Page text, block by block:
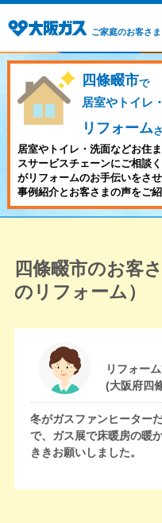
ご家庭のお客さま
四條畷市で
居室やトイレ
リフォーム
居室やトイレ・洗面などお住
スサービスチェーンにご相談
がリフォームのお手伝いをさ
事例紹介とお客さまの声をご紹
四條畷市のお客
のリフォーム）
リフォー
(大阪府四
冬がガスファンヒーター
で、ガス展で床暖房の暖
ききお願いしました。